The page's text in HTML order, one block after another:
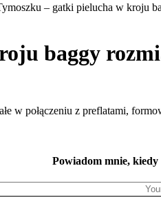
– gatki pielucha w kroju
baggy
w połączeniu z preflatami,
Powiadom mnie,